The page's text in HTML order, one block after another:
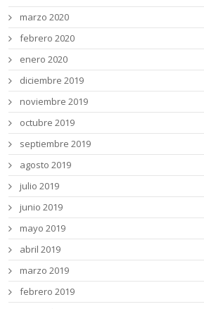
marzo 2020
febrero 2020
enero 2020
diciembre 2019
noviembre 2019
octubre 2019
septiembre 2019
agosto 2019
julio 2019
junio 2019
mayo 2019
abril 2019
marzo 2019
febrero 2019